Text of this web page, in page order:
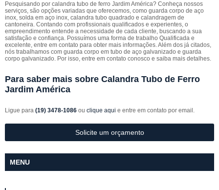
Pesquisando por calandra tubo de ferro Jardim América? Conheça nossos
serviços, são opções variadas que oferecemos, como guarda corpo de aço
inox, solda em aço inox, calandra tubo quadrado e calandragem de
cantoneira. Contando com profissionais qualificados e experientes, o
empreendimento entende a necessidade de cada cliente, buscando a sua
satisfação e confiança. Possuímos uma forma de trabalho Qualificada e
excelente, entre em contato para obter mais informações. Além dos já citados,
nós trabalhamos com guarda corpo em tubo de aço galvanizado e guarda
corpo galvanizado. Por isso, entre em contato conosco e saiba mais detalhes.
Para saber mais sobre Calandra Tubo de Ferro
Jardim América
Ligue para (19) 3478-1086 ou clique aqui e entre em contato por email.
Solicite um orçamento
MENU